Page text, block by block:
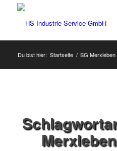
Du bist hier: Startseite / SG Merxleben